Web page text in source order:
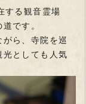
する観音霊場
です。
ら、寺院を巡
としても人気